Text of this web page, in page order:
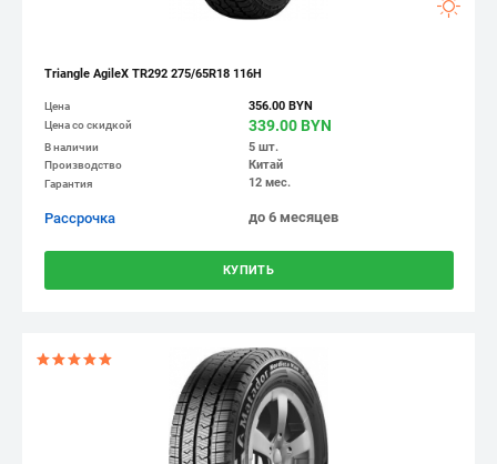
Triangle AgileX TR292 275/65R18 116H
Цена 356.00 BYN
Цена со скидкой 339.00 BYN
В наличии 5 шт.
Производство Китай
Гарантия 12 мес.
Рассрочка до 6 месяцев
КУПИТЬ